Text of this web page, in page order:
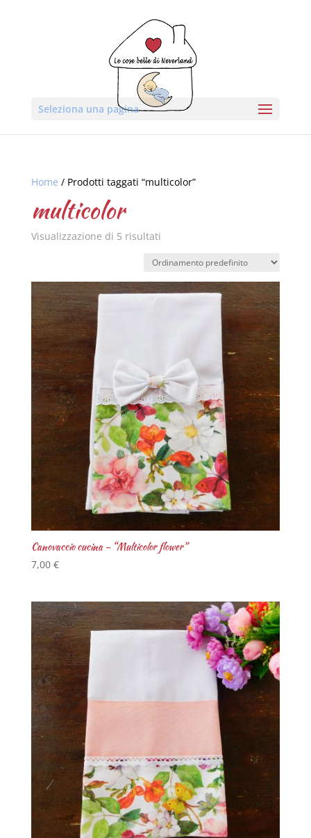
Seleziona una pagina
Home / Prodotti taggati “multicolor”
multicolor
Visualizzazione di 5 risultati
Canovaccio cucina – “Multicolor flower”
7,00 €